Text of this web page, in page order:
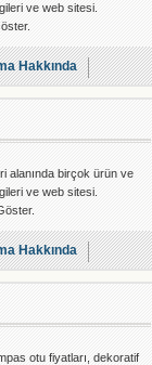
ve web sitesi.
Hakkında
alanında birçok ürün ve
ve web sitesi.
Hakkında
otu fiyatları, dekoratif